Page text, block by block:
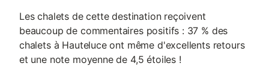
Les chalets de cette destination reçoivent
beaucoup de commentaires positifs : 37 % des
chalets à Hauteluce ont même d'excellents retours
et une note moyenne de 4,5 étoiles !